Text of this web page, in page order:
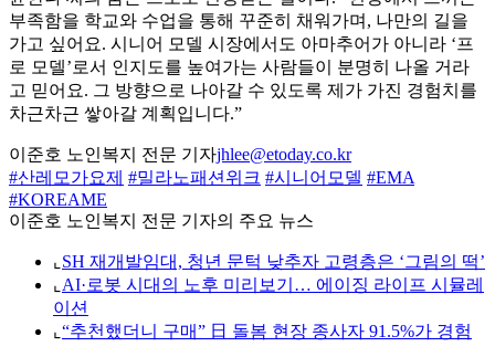
부족함을 학교와 수업을 통해 꾸준히 채워가며, 나만의 길을
가고 싶어요. 시니어 모델 시장에서도 아마추어가 아니라 ‘프
로 모델’로서 인지도를 높여가는 사람들이 분명히 나올 거라
고 믿어요. 그 방향으로 나아갈 수 있도록 제가 가진 경험치를
차근차근 쌓아갈 계획입니다.”
이준호 노인복지 전문 기자jhlee@etoday.co.kr
#산레모가요제 #밀라노패션위크 #시니어모델 #EMA
#KOREAME
이준호 노인복지 전문 기자의 주요 뉴스
⌞ SH 재개발임대, 청년 문턱 낮추자 고령층은 ‘그림의 떡’
⌞ AI·로봇 시대의 노후 미리보기… 에이징 라이프 시뮬레
이션
⌞ “추천했더니 구매” 日 돌봄 현장 종사자 91.5%가 경험